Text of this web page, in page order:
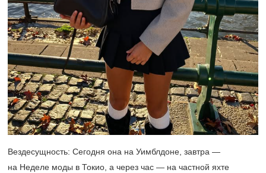
Вездесущность: Сегодня она на Уимблдоне, завтра —
на Неделе моды в Токио, а через час — на частной яхте